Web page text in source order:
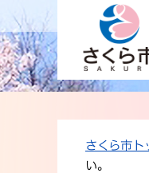
さくら市ト
い。